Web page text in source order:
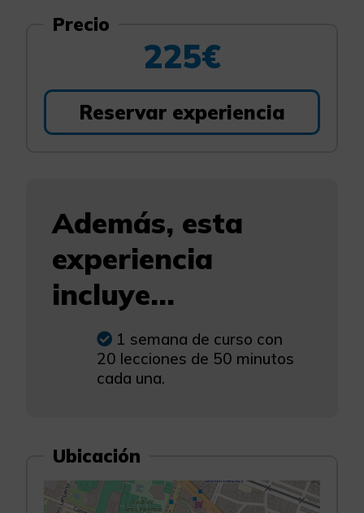
Precio
225€
Reservar experiencia
Además, esta
experiencia
incluye...
1 semana de curso con
20 lecciones de 50 minutos
cada una.
Ubicación